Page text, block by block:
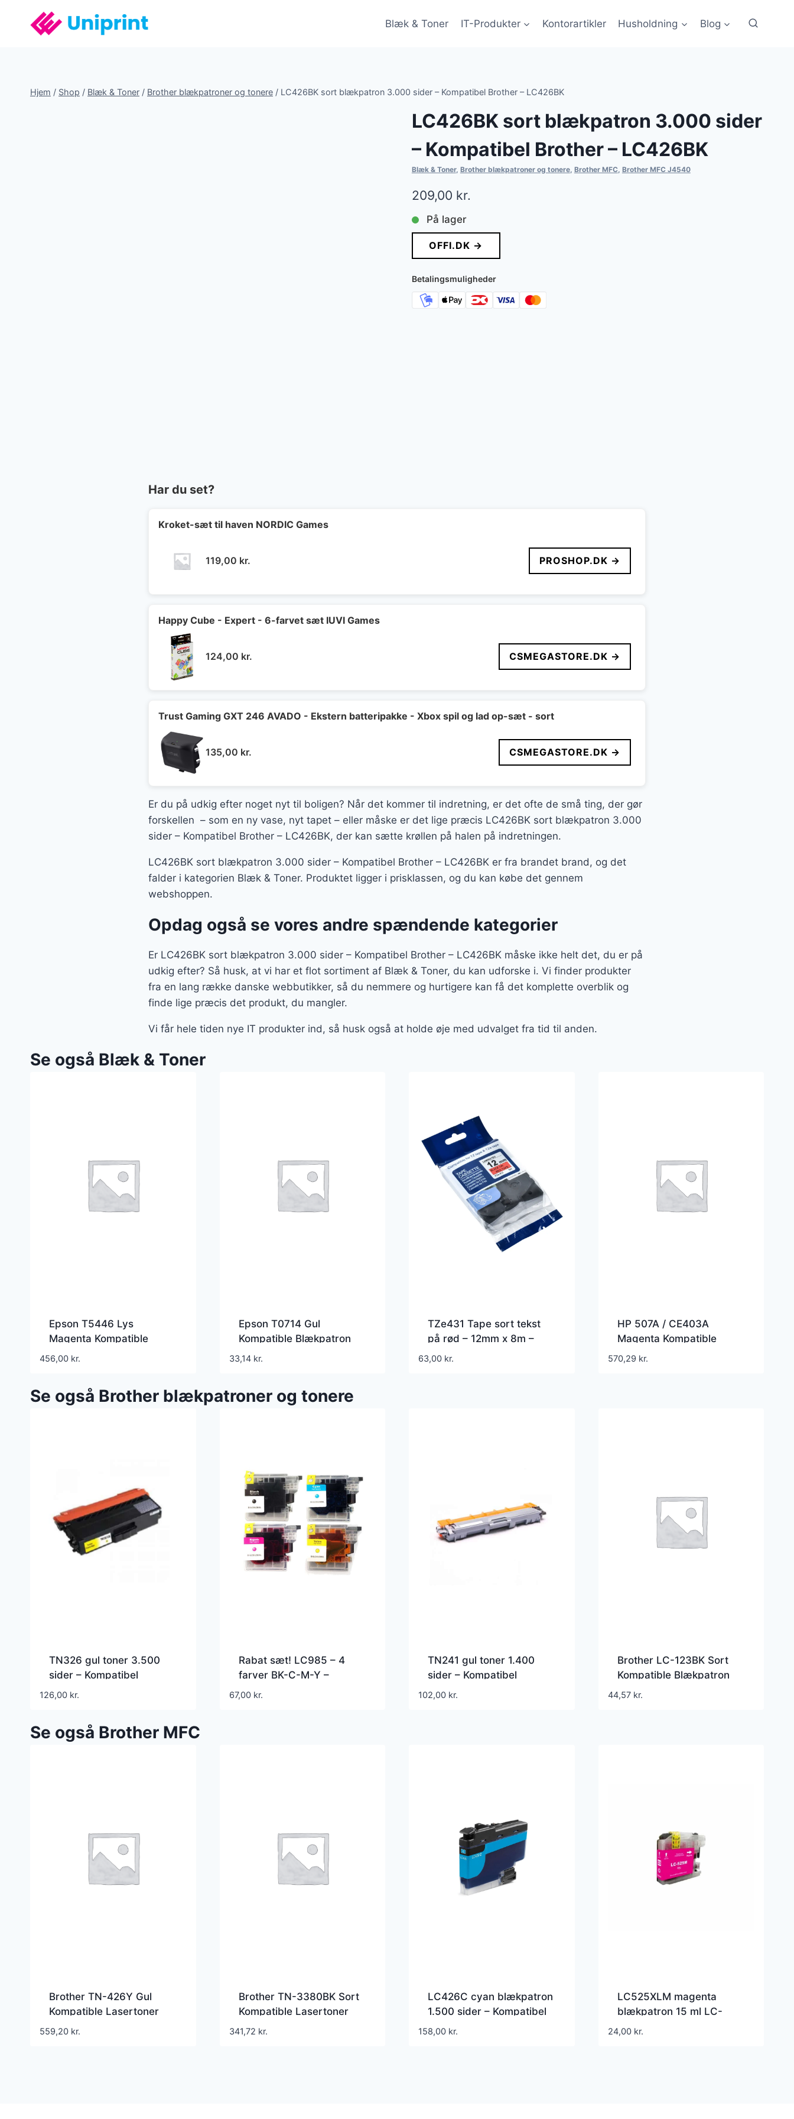
Blæk & Toner IT-Produkter Kontorartikler Husholdning Blog
Hjem / Shop / Blæk & Toner / Brother blækpatroner og tonere / LC426BK sort blækpatron 3.000 sider – Kompatibel Brother – LC426BK
LC426BK sort blækpatron 3.000 sider
– Kompatibel Brother – LC426BK
Blæk & Toner, Brother blækpatroner og tonere, Brother MFC, Brother MFC J4540
209,00 kr.
På lager
OFFI.DK →
Betalingsmuligheder
Har du set?
Kroket-sæt til haven NORDIC Games
119,00 kr. PROSHOP.DK →
Happy Cube - Expert - 6-farvet sæt IUVI Games
124,00 kr. CSMEGASTORE.DK →
Trust Gaming GXT 246 AVADO - Ekstern batteripakke - Xbox spil og lad op-sæt - sort
135,00 kr. CSMEGASTORE.DK →
Er du på udkig efter noget nyt til boligen? Når det kommer til indretning, er det ofte de små ting, der gør
forskellen – som en ny vase, nyt tapet – eller måske er det lige præcis LC426BK sort blækpatron 3.000
sider – Kompatibel Brother – LC426BK, der kan sætte krøllen på halen på indretningen.
LC426BK sort blækpatron 3.000 sider – Kompatibel Brother – LC426BK er fra brandet brand, og det
falder i kategorien Blæk & Toner. Produktet ligger i prisklassen, og du kan købe det gennem
webshoppen.
Opdag også se vores andre spændende kategorier
Er LC426BK sort blækpatron 3.000 sider – Kompatibel Brother – LC426BK måske ikke helt det, du er på
udkig efter? Så husk, at vi har et flot sortiment af Blæk & Toner, du kan udforske i. Vi finder produkter
fra en lang række danske webbutikker, så du nemmere og hurtigere kan få det komplette overblik og
finde lige præcis det produkt, du mangler.
Vi får hele tiden nye IT produkter ind, så husk også at holde øje med udvalget fra tid til anden.
Se også Blæk & Toner
Epson T5446 Lys
Magenta Kompatible
Blækpatron
456,00 kr.
Epson T0714 Gul
Kompatible Blækpatron
33,14 kr.
TZe431 Tape sort tekst
på rød – 12mm x 8m –
Kompatibel Brother –
63,00 kr.
HP 507A / CE403A
Magenta Kompatible
Lasertoner
570,29 kr.
Se også Brother blækpatroner og tonere
TN326 gul toner 3.500
sider – Kompatibel
Brother – TN326Y
126,00 kr.
Rabat sæt! LC985 – 4
farver BK-C-M-Y –
Kompatibel Brother –
67,00 kr.
TN241 gul toner 1.400
sider – Kompatibel
Brother – TN241Y
102,00 kr.
Brother LC-123BK Sort
Kompatible Blækpatron
44,57 kr.
Se også Brother MFC
Brother TN-426Y Gul
Kompatible Lasertoner
559,20 kr.
Brother TN-3380BK Sort
Kompatible Lasertoner
341,72 kr.
LC426C cyan blækpatron
1.500 sider – Kompatibel
Brother – LC426C
158,00 kr.
LC525XLM magenta
blækpatron 15 ml LC-
525XL-M Kompatibel
24,00 kr.